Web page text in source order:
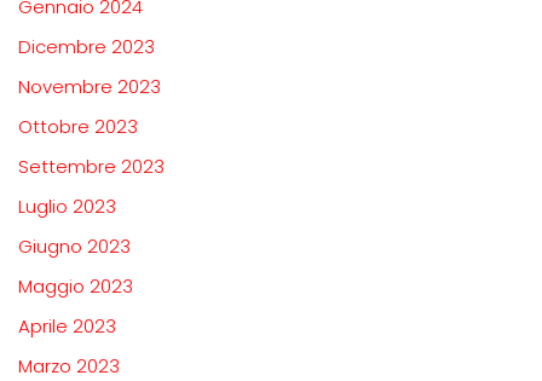
Gennaio 2024
Dicembre 2023
Novembre 2023
Ottobre 2023
Settembre 2023
Luglio 2023
Giugno 2023
Maggio 2023
Aprile 2023
Marzo 2023